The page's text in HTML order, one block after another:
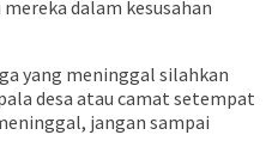
dalam kesusahan
yang meninggal silahkan
desa atau camat setempat
jangan sampai